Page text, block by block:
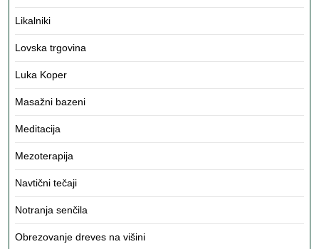
Likalniki
Lovska trgovina
Luka Koper
Masažni bazeni
Meditacija
Mezoterapija
Navtični tečaji
Notranja senčila
Obrezovanje dreves na višini